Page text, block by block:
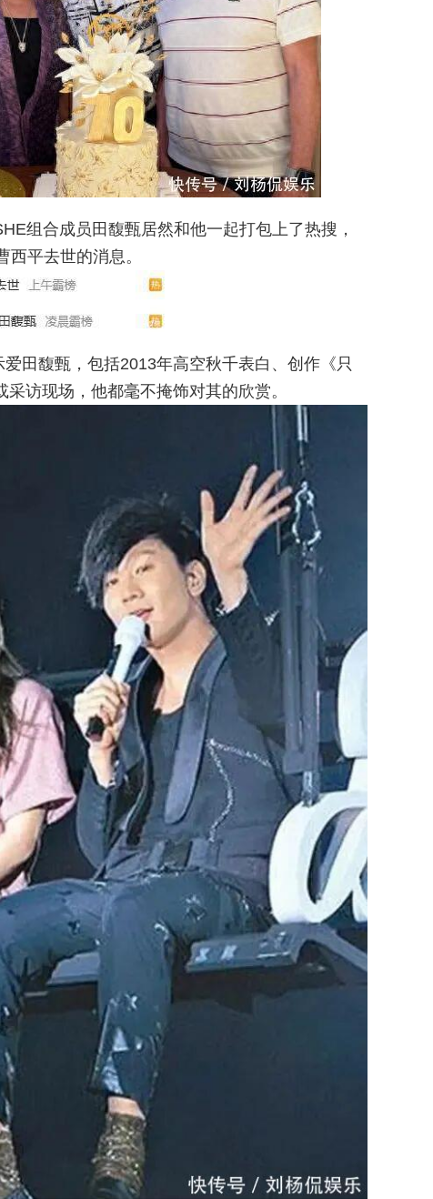
组合成员田馥甄居然和他一起打包上了热搜，
平去世的消息。
田馥甄，包括2013年高空秋千表白、创作《只
访现场，他都毫不掩饰对其的欣赏。